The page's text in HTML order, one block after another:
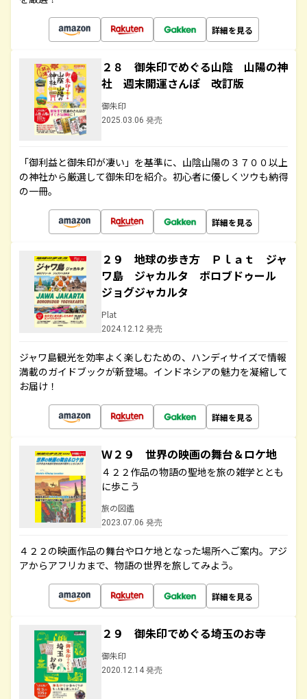
詳細を見る
２８ 御朱印でめぐる山陰 山陽の神
社 週末開運さんぽ 改訂版
御朱印
2025.03.06 発売
「御利益と御朱印が凄い」を基準に、山陰山陽の３７００以上
の神社から厳選して御朱印を紹介。初心者に優しくツウも納得
の一冊。
詳細を見る
２９ 地球の歩き方 Ｐｌａｔ ジャ
ワ島 ジャカルタ ボロブドゥール
ジョグジャカルタ
Plat
2024.12.12 発売
ジャワ島観光を効率よく楽しむための、ハンディサイズで情報
満載のガイドブックが新登場。インドネシアの魅力を凝縮して
お届け！
詳細を見る
Ｗ２９ 世界の映画の舞台＆ロケ地
４２２作品の物語の聖地を旅の雑学ととも
に歩こう
旅の図鑑
2023.07.06 発売
４２２の映画作品の舞台やロケ地となった場所へご案内。アジ
アからアフリカまで、物語の世界を旅してみよう。
詳細を見る
２９ 御朱印でめぐる埼玉のお寺
御朱印
2020.12.14 発売